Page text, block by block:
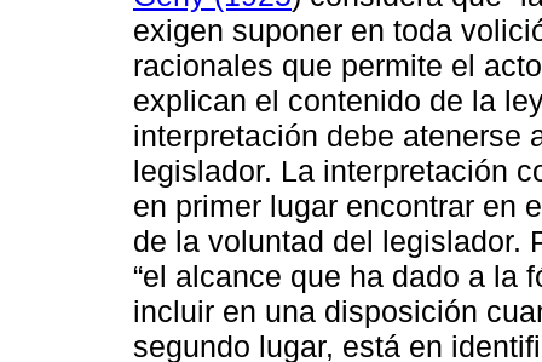
exigen suponer en toda
racionales que permite el
explican el contenido de la
interpretación debe atenerse
legislador. La interpretación
en primer lugar encontrar en
de la voluntad del legislador.
“el alcance que ha dado a la
incluir en una disposición
segundo lugar, está en